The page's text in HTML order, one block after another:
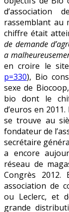
d’association
rassemblant au
chiffre était
de demande
a
en croire le
p=330), Bio
sexe de
bio dont le
d’euros en
se trouve au
fondateur de
secrétaire
a encore
réseau de
Congrès
association de
ou Leclerc, et
grande